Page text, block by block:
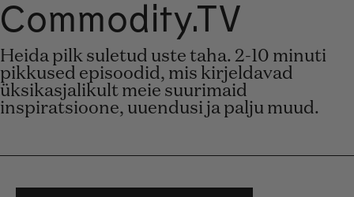
Commodity.TV
Heida pilk suletud uste taha. 2-10 minuti
pikkused episoodid, mis kirjeldavad
üksikasjalikult meie suurimaid
inspiratsioone, uuendusi ja palju muud.
Unmute